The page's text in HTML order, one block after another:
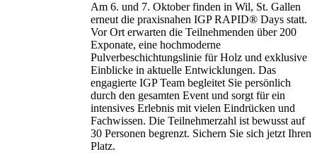
Am 6. und 7. Oktober finden in Wil, St. Gallen
erneut die praxisnahen IGP RAPID® Days statt.
Vor Ort erwarten die Teilnehmenden über 200
Exponate, eine hochmoderne
Pulverbeschichtungslinie für Holz und exklusive
Einblicke in aktuelle Entwicklungen. Das
engagierte IGP Team begleitet Sie persönlich
durch den gesamten Event und sorgt für ein
intensives Erlebnis mit vielen Eindrücken und
Fachwissen. Die Teilnehmerzahl ist bewusst auf
30 Personen begrenzt. Sichern Sie sich jetzt Ihren
Platz.